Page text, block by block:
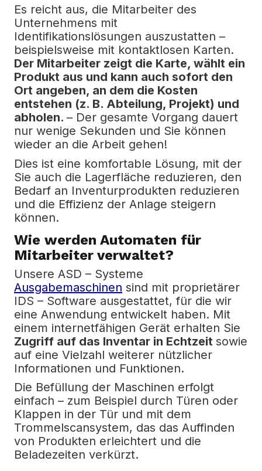
Es reicht aus, die Mitarbeiter des
Unternehmens mit
Identifikationslösungen auszustatten –
beispielsweise mit kontaktlosen Karten.
Der Mitarbeiter zeigt die Karte, wählt ein
Produkt aus und kann auch sofort den
Ort angeben, an dem die Kosten
entstehen (z. B. Abteilung, Projekt) und
abholen. – Der gesamte Vorgang dauert
nur wenige Sekunden und Sie können
wieder an die Arbeit gehen!
Dies ist eine komfortable Lösung, mit der
Sie auch die Lagerfläche reduzieren, den
Bedarf an Inventurprodukten reduzieren
und die Effizienz der Anlage steigern
können.
Wie werden Automaten für
Mitarbeiter verwaltet?
Unsere ASD – Systeme
Ausgabemaschinen sind mit proprietärer
IDS – Software ausgestattet, für die wir
eine Anwendung entwickelt haben. Mit
einem internetfähigen Gerät erhalten Sie
Zugriff auf das Inventar in Echtzeit sowie
auf eine Vielzahl weiterer nützlicher
Informationen und Funktionen.
Die Befüllung der Maschinen erfolgt
einfach – zum Beispiel durch Türen oder
Klappen in der Tür und mit dem
Trommelscansystem, das das Auffinden
von Produkten erleichtert und die
Beladezeiten verkürzt.